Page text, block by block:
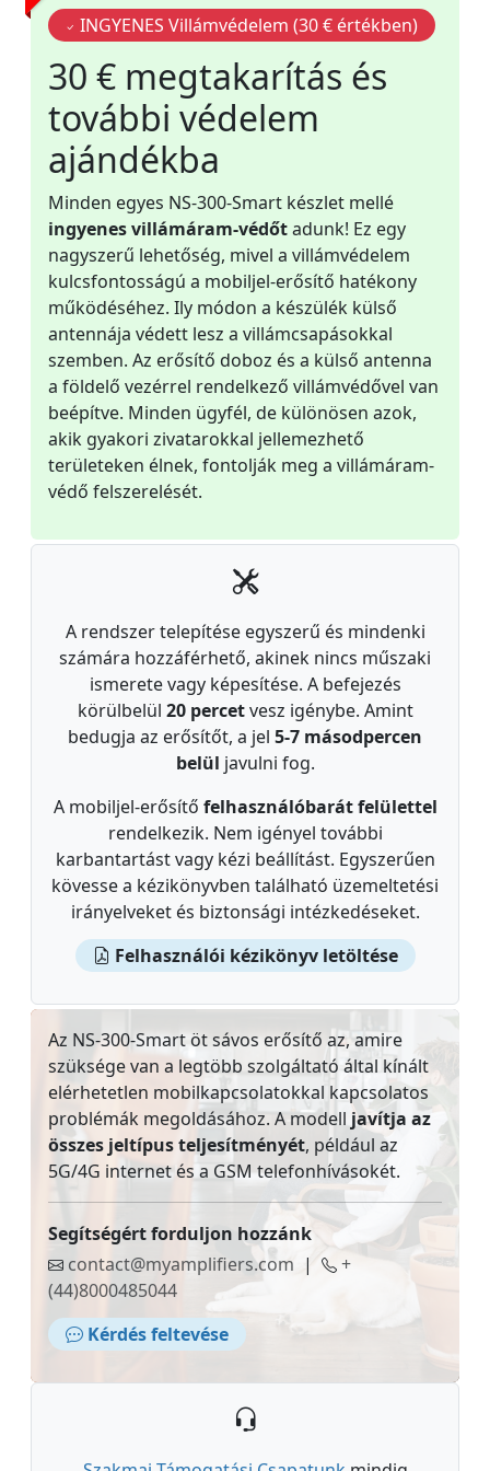
INGYENES Villámvédelem (30 € értékben)
30 € megtakarítás és
további védelem
ajándékba
Minden egyes NS-300-Smart készlet mellé
ingyenes villámáram-védőtadunk! Ez egy
nagyszerű lehetőség, mivel a villámvédelem
kulcsfontosságú a mobiljel-erősítő hatékony
működéséhez. Ily módon a készülék külső
antennája védett lesz a villámcsapásokkal
szemben. Az erősítő doboz és a külső antenna
a földelő vezérrel rendelkező villámvédővel van
beépítve. Minden ügyfél, de különösen azok,
akik gyakori zivatarokkal jellemezhető
területeken élnek, fontolják meg a villámáram-
védő felszerelését.
A rendszer telepítése egyszerű és mindenki
számára hozzáférhető, akinek nincs műszaki
ismerete vagy képesítése. A befejezés
körülbelül 20 percetvesz igénybe. Amint
bedugja az erősítőt, a jel 5-7 másodpercen
belül javulni fog.
A mobiljel-erősítő felhasználóbarát felülettel
rendelkezik. Nem igényel további
karbantartást vagy kézi beállítást. Egyszerűen
kövesse a kézikönyvben található üzemeltetési
irányelveket és biztonsági intézkedéseket.
Felhasználói kézikönyv letöltése
Az NS-300-Smart öt sávos erősítő az, amire
szüksége van a legtöbb szolgáltató által kínált
elérhetetlen mobilkapcsolatokkal kapcsolatos
problémák megoldásához. A modell javítja az
összes jeltípus teljesítményét, például az
5G/4G internet és a GSM telefonhívásokét.
Segítségért forduljon hozzánk
contact@myamplifiers.com |
+
(44)8000485044
Kérdés feltevése